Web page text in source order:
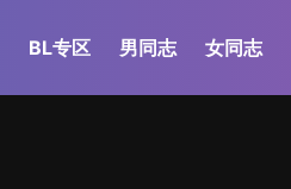
BL专区 男同志 女同志